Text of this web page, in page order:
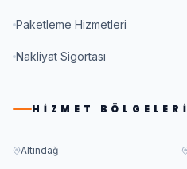
Paketleme Hizmetleri
Nakliyat Sigortası
HIZMET BÖLGELERI
Altındağ